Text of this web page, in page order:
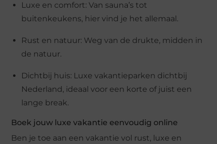
Luxe en comfort: Van sauna’s tot
buitenkeukens, hier vind je het allemaal.
Rust en natuur: Weg van de drukte, midden in
de natuur.
Dichtbij huis: Luxe vakantieparken dichtbij
Nederland, ideaal voor een korte of juist een
lange break.
Boek jouw luxe vakantie eenvoudig online
Ben je toe aan een vakantie vol rust, luxe en